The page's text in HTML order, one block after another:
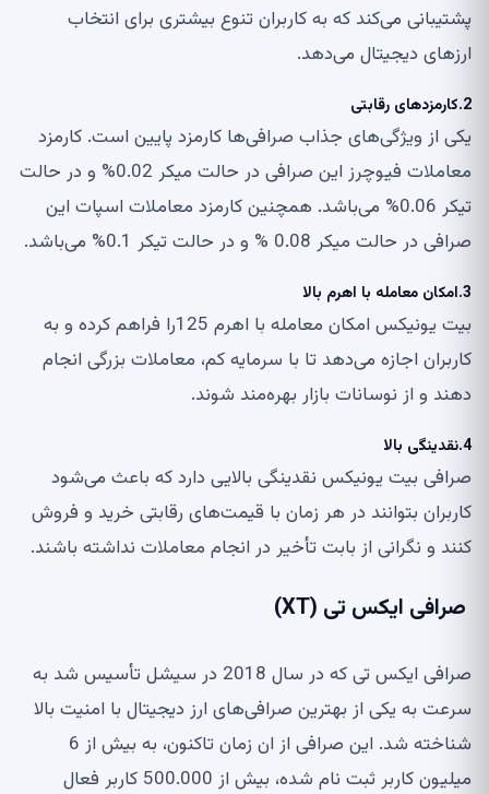
پشتیبانی می‌کند که به کاربران تنوع بیشتری برای انتخاب
ارزهای دیجیتال می‌دهد.
2‌.کارمزدهای رقابتی
یکی از ویژگی‌های جذاب صرافی‌ها کارمزد پایین است. کارمزد
معاملات فیوچرز این صرافی در حالت میکر 0.02‌% و در حالت
تیکر 0.06‌% می‌باشد. همچنین کارمزد معاملات اسپات این
صرافی در حالت میکر 0.08 % و در حالت تیکر 0.1‌% می‌باشد.
3.امکان معامله با اهرم بالا
بیت یونیکس امکان معامله با اهرم 125را فراهم کرده و به
کاربران اجازه می‌دهد تا با سرمایه کم، معاملات بزرگی انجام
دهند و از نوسانات بازار بهره‌مند شوند.
4.نقدینگی بالا
صرافی بیت یونیکس نقدینگی بالایی دارد که باعث می‌شود
کاربران بتوانند در هر زمان با قیمت‌های رقابتی خرید و فروش
کنند و نگرانی از بابت تأخیر در انجام معاملات نداشته باشند.
صرافی ایکس تی (XT)
صرافی ایکس تی که در سال 2018 در سیشل تأسیس شد به
سرعت به یکی از بهترین صرافی‌های ارز دیجیتال با امنیت بالا
شناخته شد. این صرافی از ان زمان تاکنون، به بیش از 6
میلیون کاربر ثبت نام شده، بیش از 500.000 کاربر فعال